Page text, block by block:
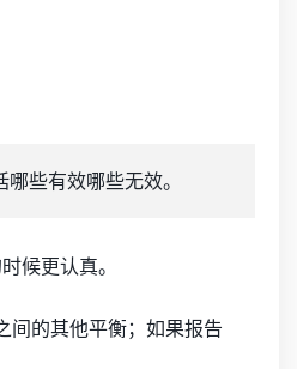
哪些有效哪些无效。
候更认真。
间的其他平衡；如果报告